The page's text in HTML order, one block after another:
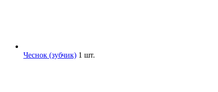
Чеснок (зубчик) 1 шт.